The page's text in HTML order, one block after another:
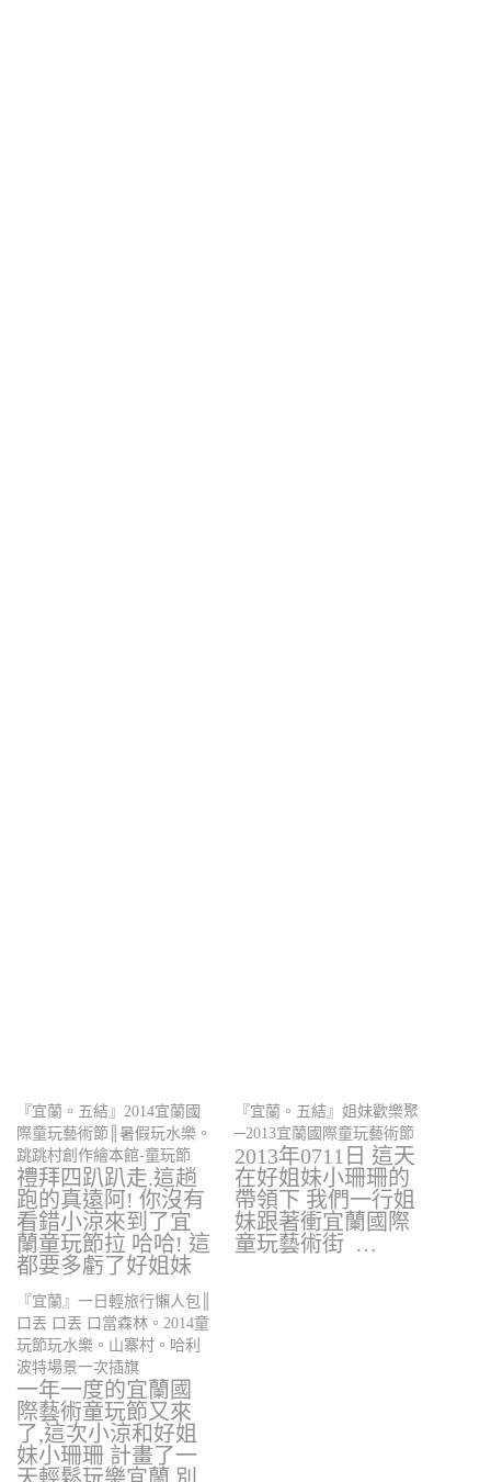
『宜蘭。五結』2014宜蘭國
際童玩藝術節║暑假玩水樂。
跳跳村創作繪本館-童玩節
禮拜四趴趴走.這趟
跑的真遠阿! 你沒有
看錯小涼來到了宜
蘭童玩節拉 哈哈! 這
都要多虧了好姐妹
小珊珊,…
『宜蘭。五結』姐妹歡樂聚
─2013宜蘭國際童玩藝術節
2013年0711日 這天
在好姐妹小珊珊的
帶領下 我們一行姐
妹跟著衝宜蘭國際
童玩藝術街 …
『宜蘭』一日輕旅行懶人包║
口丟 口丟 口當森林。2014童
玩節玩水樂。山寨村。哈利
波特場景一次插旗
一年一度的宜蘭國
際藝術童玩節又來
了,這次小涼和好姐
妹小珊珊 計畫了一